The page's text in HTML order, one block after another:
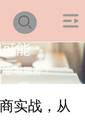
能
金融服务！
实战，从